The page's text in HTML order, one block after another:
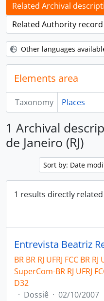
Related Archival
Related Authority record
Other languages
Elements area
Taxonomy Places
1 Archival
de Janeiro (RJ)
Sort by: Date
1 results directly related
Entrevista Beatriz
BR BR RJ UFRJ FCC BR RJ
SuperCom-BR RJ UFRJ
D32
· Dossiê · 02/10/2007